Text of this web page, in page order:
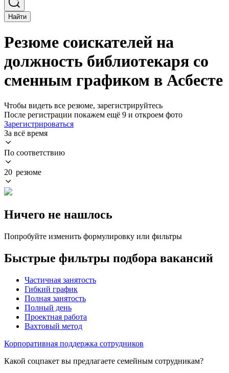
Найти
Резюме соискателей на
должность библиотекаря со
сменным графиком в Асбесте
Чтобы видеть все резюме, зарегистрируйтесь
После регистрации покажем ещё 9 и откроем фото
Зарегистрироваться
За всё время
По соответствию
20 резюме
Ничего не нашлось
Попробуйте изменить формулировку или фильтры
Быстрые фильтры подбора вакансий
Частичная занятость
Гибкий график
Полная занятость
Полный день
Проектная работа
Вахтовый метод
Корпоративная поддержка сотрудников
Какой соцпакет вы предлагаете семейным сотрудникам?